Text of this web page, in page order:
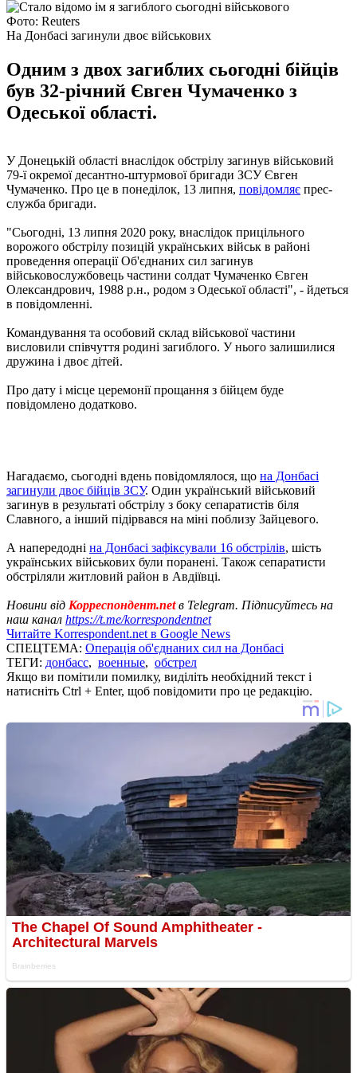
Фото: Reuters
На Донбасі загинули двоє військових
Одним з двох загиблих сьогодні бійців
був 32-річний Євген Чумаченко з
Одеської області.
У Донецькій області внаслідок обстрілу загинув військовий
79-ї окремої десантно-штурмової бригади ЗСУ Євген
Чумаченко. Про це в понеділок, 13 липня, повідомляє прес-
служба бригади.
"Сьогодні, 13 липня 2020 року, внаслідок прицільного
ворожого обстрілу позицій українських військ в районі
проведення операції Об'єднаних сил загинув
військовослужбовець частини солдат Чумаченко Євген
Олександрович, 1988 р.н., родом з Одеської області", - йдеться
в повідомленні.
Командування та особовий склад військової частини
висловили співчуття родині загиблого. У нього залишилися
дружина і двоє дітей.
Про дату і місце церемонії прощання з бійцем буде
повідомлено додатково.
Нагадаємо, сьогодні вдень повідомлялося, що на Донбасі
загинули двоє бійців ЗСУ. Один український військовий
загинув в результаті обстрілу з боку сепаратистів біля
Славного, а інший підірвався на міні поблизу Зайцевого.
А напередодні на Донбасі зафіксували 16 обстрілів, шість
українських військових були поранені. Також сепаратисти
обстріляли житловий район в Авдіївці.
Новини від Корреспондент.netв Telegram. Підписуйтесь на
наш канал https://t.me/korrespondentnet
Читайте Korrespondent.net в Google News
СПЕЦТЕМА: Операція об'єднаних сил на Донбасі
ТЕГИ: донбасс, военные, обстрел
Якщо ви помітили помилку, виділіть необхідний текст і
натисніть Ctrl + Enter, щоб повідомити про це редакцію.